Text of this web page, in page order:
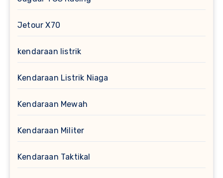
Jetour X70
kendaraan listrik
Kendaraan Listrik Niaga
Kendaraan Mewah
Kendaraan Militer
Kendaraan Taktikal